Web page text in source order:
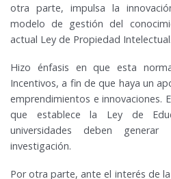
otra parte, impulsa la
modelo de gestión del
actual Ley de Propiedad Intelectual.
Hizo énfasis en que esta
Incentivos, a fin de que haya un
emprendimientos e innovaciones.
que establece la Ley de
universidades deben
investigación.
Por otra parte, ante el interés de